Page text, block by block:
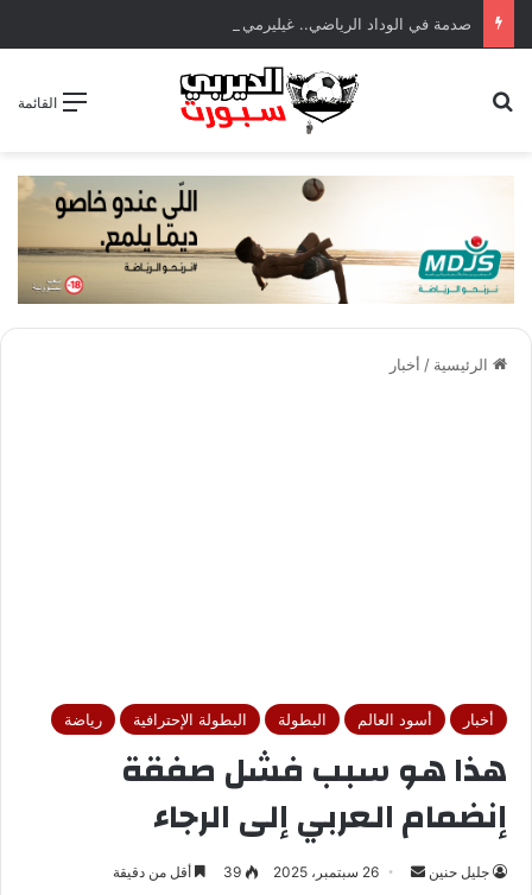
القائمة
الرئيسية / أخبار
أخبار أسود العالم البطولة البطولة الإحترافية رياضة
هذا هو سبب فشل صفقة
إنضمام العربي إلى الرجاء
جليل حنين 26 سبتمبر، 2025 39 أقل من دقيقة